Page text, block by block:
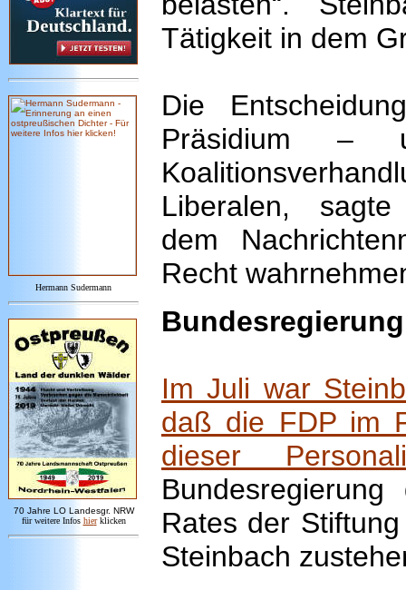
Hermann Sudermann
70 Jahre LO Landesgr. NRW
für weitere Infos hier klicken
Tätigkeit in dem
Die
Präsidium –
Liberalen, sagte
dem
Recht
Im Juli war
daß die FDP im
dieser
Rates der
Steinbach